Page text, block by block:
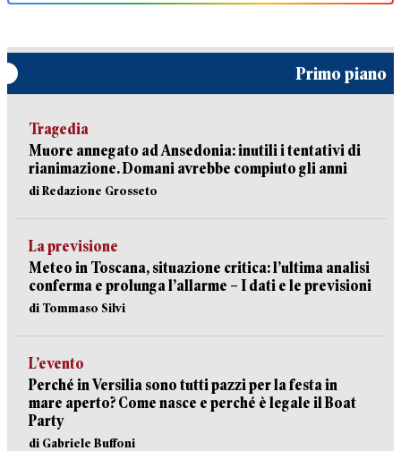
Primo piano
Tragedia
Muore annegato ad Ansedonia: inutili i tentativi di
rianimazione. Domani avrebbe compiuto gli anni
di Redazione Grosseto
La previsione
Meteo in Toscana, situazione critica: l’ultima analisi
conferma e prolunga l’allarme – I dati e le previsioni
di Tommaso Silvi
L’evento
Perché in Versilia sono tutti pazzi per la festa in
mare aperto? Come nasce e perché è legale il Boat
Party
di Gabriele Buffoni